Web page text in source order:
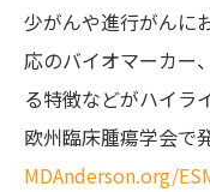
少がんや進行がんに
応のバイオマーカー
る特徴などがハイラ
欧州臨床腫瘍学会で
MDAnderson.org/